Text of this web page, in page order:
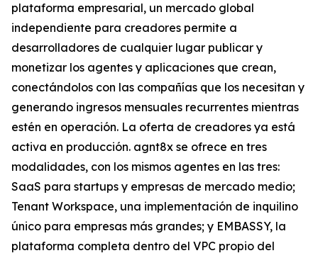
plataforma empresarial, un mercado global
independiente para creadores permite a
desarrolladores de cualquier lugar publicar y
monetizar los agentes y aplicaciones que crean,
conectándolos con las compañías que los necesitan y
generando ingresos mensuales recurrentes mientras
estén en operación. La oferta de creadores ya está
activa en producción. agnt8x se ofrece en tres
modalidades, con los mismos agentes en las tres:
SaaS para startups y empresas de mercado medio;
Tenant Workspace, una implementación de inquilino
único para empresas más grandes; y EMBASSY, la
plataforma completa dentro del VPC propio del